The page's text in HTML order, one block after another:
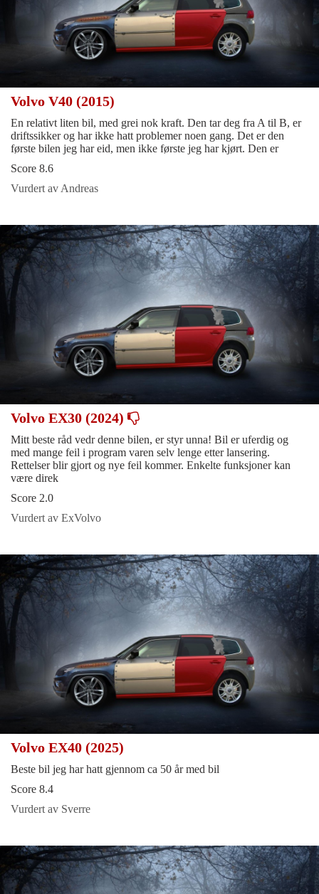
Volvo V40 (2015)
En relativt liten bil, med grei nok kraft. Den tar deg fra A til B, er
driftssikker og har ikke hatt problemer noen gang. Det er den
første bilen jeg har eid, men ikke første jeg har kjørt. Den er
Score 8.6
Vurdert av Andreas
Volvo EX30 (2024)
Mitt beste råd vedr denne bilen, er styr unna! Bil er uferdig og
med mange feil i program varen selv lenge etter lansering.
Rettelser blir gjort og nye feil kommer. Enkelte funksjoner kan
være direk
Score 2.0
Vurdert av ExVolvo
Volvo EX40 (2025)
Beste bil jeg har hatt gjennom ca 50 år med bil
Score 8.4
Vurdert av Sverre